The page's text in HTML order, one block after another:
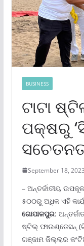
BUSINESS
ଟାଟା
ପକ୍ଷରୁ
September 18, 2023
– ଅନ୍ତର୍ଜାତୀୟ
୫୦୦ରୁ ଅଧିକ ଏହି
ଗୋପାଳପୁର:
ଷ୍ଟିଲ୍ ଫାଉଣ୍ଡେସନ୍
ଗଞ୍ଜାମ ଜିଲ୍ଲାର